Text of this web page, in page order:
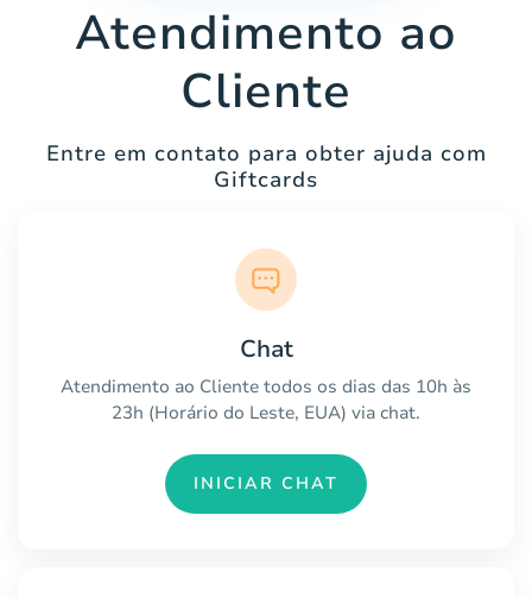
Atendimento ao
Cliente
Entre em contato para obter ajuda com
Giftcards
Chat
Atendimento ao Cliente todos os dias das 10h às
23h (Horário do Leste, EUA) via chat.
INICIAR CHAT